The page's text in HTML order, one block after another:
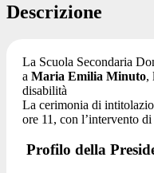
Descrizione
La Scuola Secondaria
a Maria Emilia Minuto,
disabilità
La cerimonia di
ore 11, con l’intervento
Profilo della